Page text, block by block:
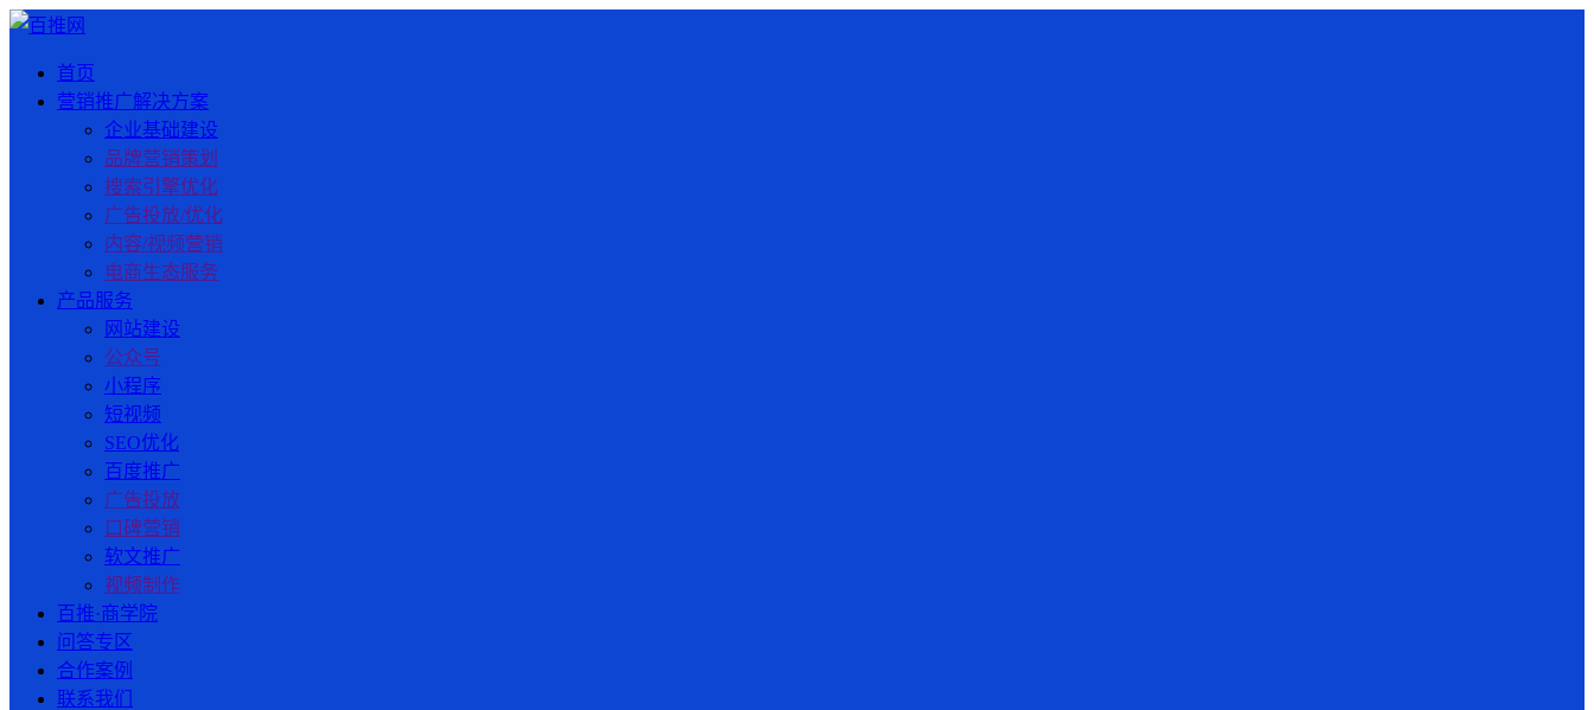
首页
营销推广解决方案
企业基础建设
品牌营销策划
搜索引擎优化
广告投放/优化
内容/视频营销
电商生态服务
产品服务
网站建设
公众号
小程序
短视频
SEO优化
百度推广
广告投放
口碑营销
软文推广
视频制作
百推·商学院
问答专区
合作案例
联系我们